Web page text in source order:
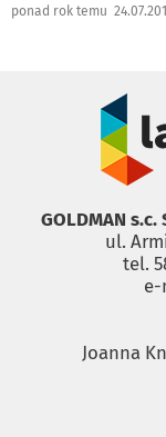
ponad rok temu
GOLDMAN
ul.
tel.
e-
Joanna